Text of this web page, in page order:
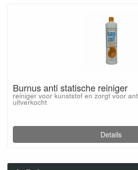
Burnus anti statische reiniger
reiniger voor kunststof en zorgt voor
uitverkocht
Details